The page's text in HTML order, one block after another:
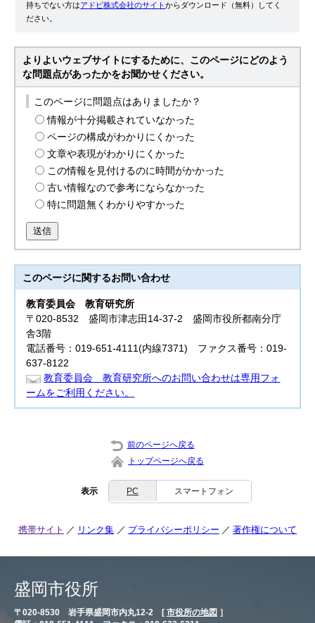
持ちでない方はアドビ株式会社のサイトからダウンロード（無料）してく
ださい。
よりよいウェブサイトにするために、このページにどのよう
な問題点があったかをお聞かせください。
このページに問題点はありましたか？
情報が十分掲載されていなかった
ページの構成がわかりにくかった
文章や表現がわかりにくかった
この情報を見付けるのに時間がかかった
古い情報なので参考にならなかった
特に問題無くわかりやすかった
送信
このページに関するお問い合わせ
教育委員会教育研究所
〒020-8532 盛岡市津志田14-37-2 盛岡市役所都南分庁
舎3階
電話番号：019-651-4111(内線7371) ファクス番号：019-
637-8122
教育委員会 教育研究所へのお問い合わせは専用フォ
ームをご利用ください。
前のページへ戻る
トップページへ戻る
表示 PC スマートフォン
携帯サイト リンク集 プライバシーポリシー 著作権について
盛岡市役所
〒020-8530 岩手県盛岡市内丸12-2 [ 市役所の地図 ］